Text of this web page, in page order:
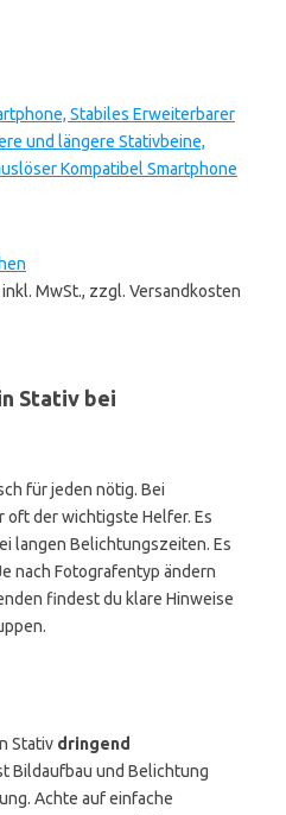
Stabiles Erweiterbarer
und längere Stativbeine,
Kompatibel Smartphone
inkl. MwSt., zzgl. Versandkosten
Stativ bei
für jeden nötig. Bei
oft der wichtigste Helfer. Es
langen Belichtungszeiten. Es
nach Fotografentyp ändern
findest du klare Hinweise
Stativ dringend
Bildaufbau und Belichtung
Achte auf einfache